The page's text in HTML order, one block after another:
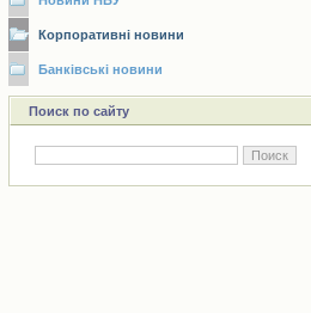
Корпоративні новини
Банківські новини
Поиск по сайту